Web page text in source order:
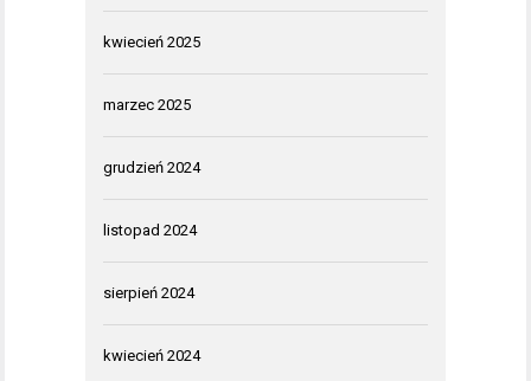
kwiecień 2025
marzec 2025
grudzień 2024
listopad 2024
sierpień 2024
kwiecień 2024